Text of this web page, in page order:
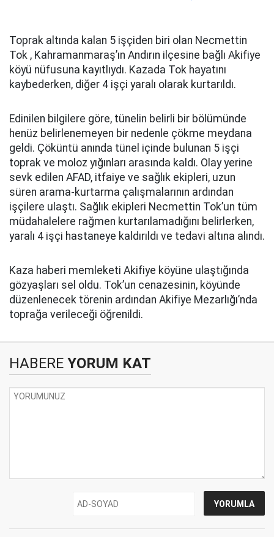
Toprak altında kalan 5 işçiden biri olan Necmettin
Tok , Kahramanmaraş’ın Andırın ilçesine bağlı Akifiye
köyü nüfusuna kayıtlıydı. Kazada Tok hayatını
kaybederken, diğer 4 işçi yaralı olarak kurtarıldı.
Edinilen bilgilere göre, tünelin belirli bir bölümünde
henüz belirlenemeyen bir nedenle çökme meydana
geldi. Çöküntü anında tünel içinde bulunan 5 işçi
toprak ve moloz yığınları arasında kaldı. Olay yerine
sevk edilen AFAD, itfaiye ve sağlık ekipleri, uzun
süren arama-kurtarma çalışmalarının ardından
işçilere ulaştı. Sağlık ekipleri Necmettin Tok’un tüm
müdahalelere rağmen kurtarılamadığını belirlerken,
yaralı 4 işçi hastaneye kaldırıldı ve tedavi altına alındı.
Kaza haberi memleketi Akifiye köyüne ulaştığında
gözyaşları sel oldu. Tok’un cenazesinin, köyünde
düzenlenecek törenin ardından Akifiye Mezarlığı’nda
toprağa verileceği öğrenildi.
HABERE YORUM KAT